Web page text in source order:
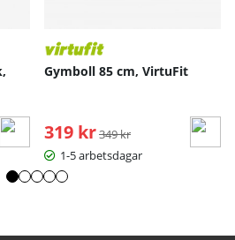
Gymboll 85 cm, VirtuFit
319 kr Ordinarie pris:
349 kr
1-5 arbetsdagar